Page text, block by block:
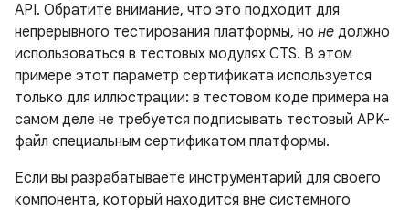
API. Обратите внимание, что это подходит для
непрерывного тестирования платформы, но не должно
использоваться в тестовых модулях CTS. В этом
примере этот параметр сертификата используется
только для иллюстрации: в тестовом коде примера на
самом деле не требуется подписывать тестовый APK-
файл специальным сертификатом платформы.
Если вы разрабатываете инструментарий для своего
компонента, который находится вне системного